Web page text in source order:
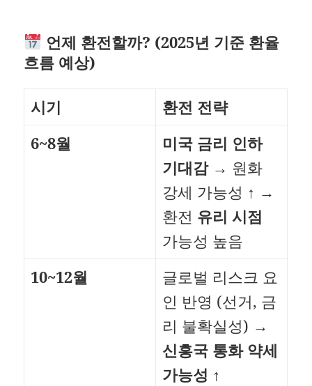
언제 환전할까? (2025년 기준 환율
흐름 예상)
시기
환전 전략
6~8월
미국 금리 인하
기대감→ 원화
강세 가능성 ↑ →
환전 유리 시점
가능성 높음
10~12월
글로벌 리스크 요
인 반영 (선거, 금
리 불확실성) →
신흥국 통화 약세
가능성 ↑